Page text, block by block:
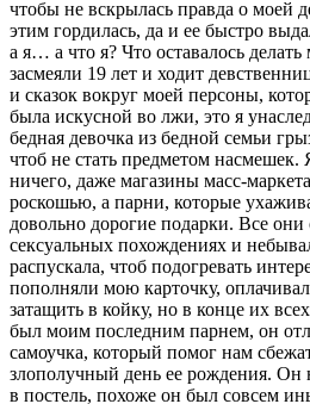
чтобы не вскрылась правда о моей
этим гордилась, да и ее быстро
а я… а что я? Что оставалось
засмеяли 19 лет и ходит девств
и сказок вокруг моей персоны,
была искусной во лжи, это я
бедная девочка из бедной семьи
чтоб не стать предметом насмешек.
ничего, даже магазины масс-
роскошью, а парни, которые
довольно дорогие подарки. Все
сексуальных похождениях и
распускала, чтоб подогревать
пополняли мою карточку,
затащить в койку, но в конце их
был моим последним парнем, он
самоучка, который помог нам
злополучный день ее рождения. Он
в постель, похоже он был совсем